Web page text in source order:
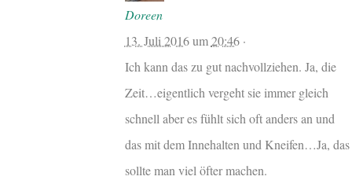
Doreen
13. Juli 2016um20:46·
Ich kann das zu gut nachvollziehen. Ja, die
Zeit…eigentlich vergeht sie immer gleich
schnell aber es fühlt sich oft anders an und
das mit dem Innehalten und Kneifen…Ja, das
sollte man viel öfter machen.